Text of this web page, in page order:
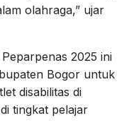
olahraga,” ujar
2025 ini
Bogor untuk
disabilitas di
tingkat pelajar